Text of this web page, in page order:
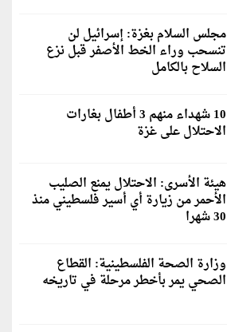
مجلس السلام بغزة: إسرائيل لن
تنسحب وراء الخط الأصفر قبل نزع
السلاح بالكامل
10 شهداء منهم 3 أطفال بغارات
الاحتلال على غزة
هيئة الأسرى: الاحتلال يمنع الصليب
الأحمر من زيارة أي أسير فلسطيني منذ
30 شهرا
وزارة الصحة الفلسطينية: القطاع
الصحي يمر بأخطر مرحلة في تاريخه